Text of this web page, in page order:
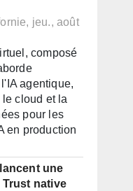
jeu., août
composé
agentique,
le cloud et la
pour les
en production
une
native